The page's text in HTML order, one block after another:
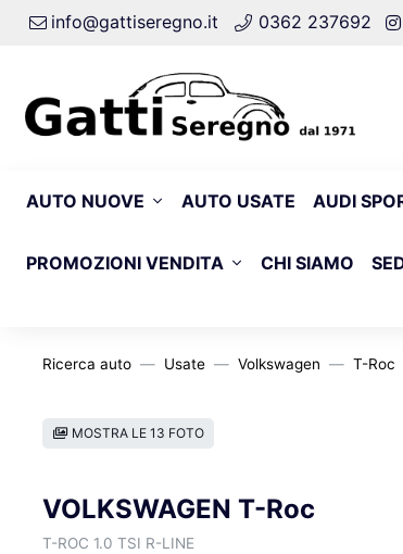
info@gattiseregno.it 0362 237692
AUTO NUOVE AUTO USATE AUDI
PROMOZIONI VENDITA CHI SIAMO
Ricerca auto Usate Volkswagen T-Roc
MOSTRA LE 13 FOTO
VOLKSWAGEN T-Roc
T-ROC 1.0 TSI R-LINE